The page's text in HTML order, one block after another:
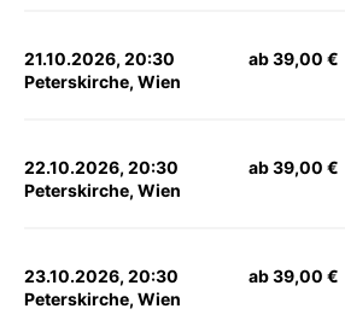
21.10.2026, 20:30
Peterskirche, Wien
ab 39,00 €
22.10.2026, 20:30
Peterskirche, Wien
ab 39,00 €
23.10.2026, 20:30
Peterskirche, Wien
ab 39,00 €